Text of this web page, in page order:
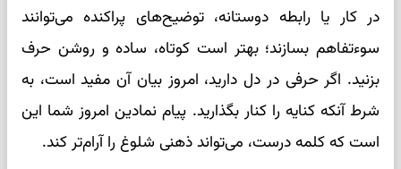
در کار یا رابطه دوستانه، توضیح‌های پراکنده می‌توانند
سوءتفاهم بسازند؛ بهتر است کوتاه، ساده و روشن حرف
بزنید. اگر حرفی در دل دارید، امروز بیان آن مفید است، به
شرط آنکه کنایه را کنار بگذارید. پیام نمادین امروز شما این
است که کلمه درست، می‌تواند ذهنی شلوغ را آرام‌تر کند.